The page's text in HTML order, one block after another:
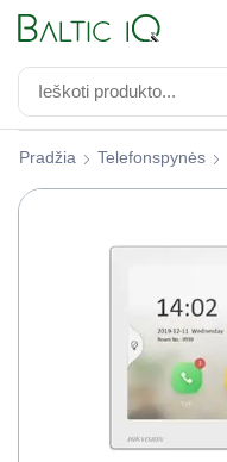
Pradžia Telefonspynės